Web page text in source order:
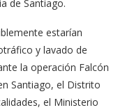
de Santiago.
estarían
y lavado de
la operación Falcón
Santiago, el Dis­trito
el Ministerio